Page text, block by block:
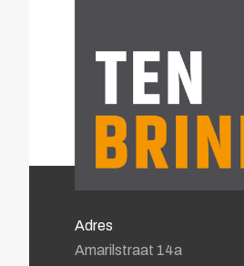
Adres
Amarilstraat 14a